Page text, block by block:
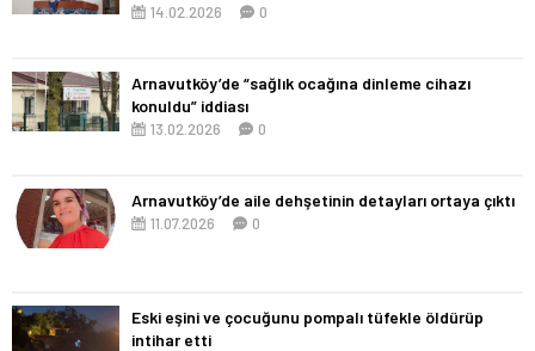
14.02.2026 0
Arnavutköy’de “sağlık ocağına dinleme cihazı
konuldu” iddiası
13.02.2026 0
Arnavutköy’de aile dehşetinin detayları ortaya çıktı
11.07.2026 0
Eski eşini ve çocuğunu pompalı tüfekle öldürüp
intihar etti